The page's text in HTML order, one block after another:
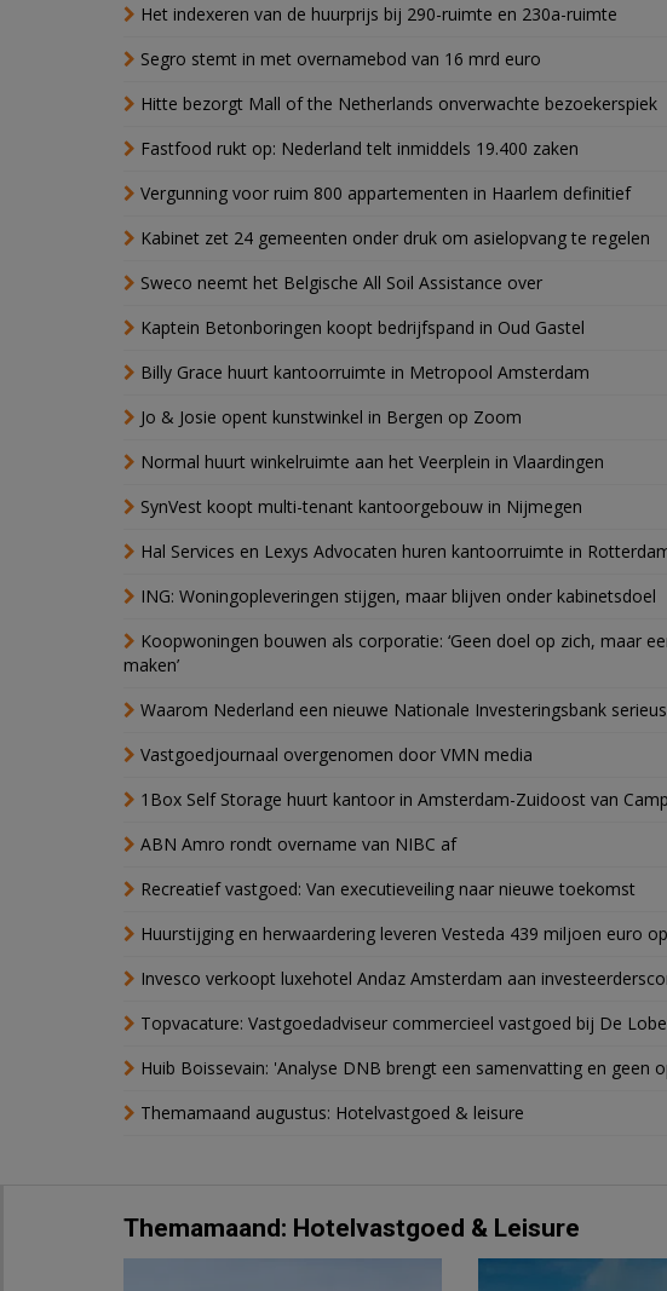
Het indexeren van de huurprijs bij 290-ruimte en 230a-ruimte
Segro stemt in met overnamebod van 16 mrd euro
Hitte bezorgt Mall of the Netherlands onverwachte bezoekerspiek
Fastfood rukt op: Nederland telt inmiddels 19.400 zaken
Vergunning voor ruim 800 appartementen in Haarlem definitief
Kabinet zet 24 gemeenten onder druk om asielopvang te regelen
Sweco neemt het Belgische All Soil Assistance over
Kaptein Betonboringen koopt bedrijfspand in Oud Gastel
Billy Grace huurt kantoorruimte in Metropool Amsterdam
Jo & Josie opent kunstwinkel in Bergen op Zoom
Normal huurt winkelruimte aan het Veerplein in Vlaardingen
SynVest koopt multi-tenant kantoorgebouw in Nijmegen
Hal Services en Lexys Advocaten huren kantoorruimte in
ING: Woningopleveringen stijgen, maar blijven onder kabinetsdoel
Koopwoningen bouwen als corporatie: ‘Geen doel op zich, maar
maken’
Waarom Nederland een nieuwe Nationale Investeringsbank
Vastgoedjournaal overgenomen door VMN media
1Box Self Storage huurt kantoor in Amsterdam-Zuidoost van
ABN Amro rondt overname van NIBC af
Recreatief vastgoed: Van executieveiling naar nieuwe toekomst
Huurstijging en herwaardering leveren Vesteda 439 miljoen euro op
Invesco verkoopt luxehotel Andaz Amsterdam aan
Topvacature: Vastgoedadviseur commercieel vastgoed bij De
Huib Boissevain: 'Analyse DNB brengt een samenvatting en geen
Themamaand augustus: Hotelvastgoed & leisure
Themamaand: Hotelvastgoed & Leisure